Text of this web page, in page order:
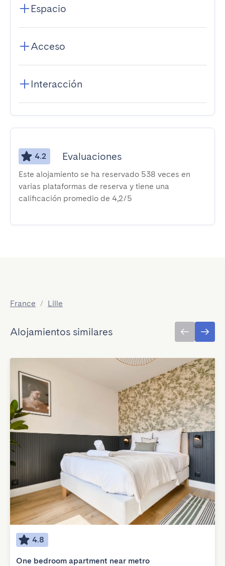
Espacio
Acceso
Interacción
4.2 Evaluaciones
Este alojamiento se ha reservado 538 veces en
varias plataformas de reserva y tiene una
calificación promedio de 4,2/5
France / Lille
Alojamientos similares
4.8
One bedroom apartment near metro